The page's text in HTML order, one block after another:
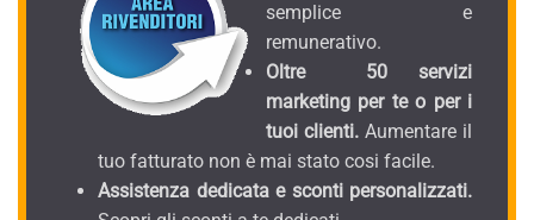
semplice e
remunerativo.
Oltre 50 servizi
marketing per te o per i
tuoi clienti. Aumentare il
tuo fatturato non è mai stato cosi facile.
Assistenza dedicata e sconti personalizzati.